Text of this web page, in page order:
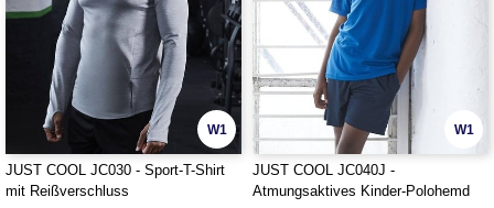
W1
JUST COOL JC030 - Sport-T-Shirt
mit Reißverschluss
W1
JUST COOL JC040J -
Atmungsaktives Kinder-Polohemd